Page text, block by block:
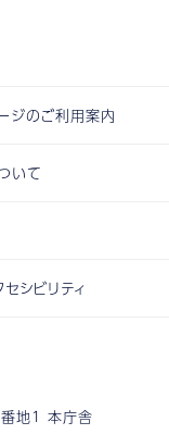
地1 本庁舎
ジのご利用案内
いて
シビリティ